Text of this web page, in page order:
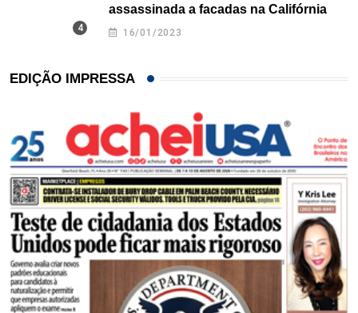
assassinada a facadas na Califórnia
16/01/2023
EDIÇÃO IMPRESSA